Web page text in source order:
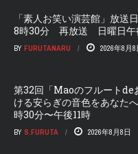
「素人お笑い演芸館」放
8時30分 再放送 日曜日午
BY FURUTANARU 2026年8月8
第32回「Maoのフルートde
ける安らぎの音色をあな
時30分〜午後11時
BY S.FURUTA 2026年8月8日